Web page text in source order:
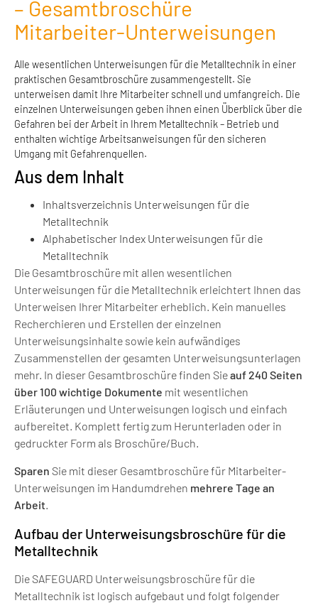
– Gesamtbroschüre
Mitarbeiter-Unterweisungen
Alle wesentlichen Unterweisungen für die Metalltechnik in einer
praktischen Gesamtbroschüre zusammengestellt. Sie
unterweisen damit Ihre Mitarbeiter schnell und umfangreich. Die
einzelnen Unterweisungen geben ihnen einen Überblick über die
Gefahren bei der Arbeit in Ihrem Metalltechnik – Betrieb und
enthalten wichtige Arbeitsanweisungen für den sicheren
Umgang mit Gefahrenquellen.
Aus dem Inhalt
Inhaltsverzeichnis Unterweisungen für die
Metalltechnik
Alphabetischer Index Unterweisungen für die
Metalltechnik
Die Gesamtbroschüre mit allen wesentlichen
Unterweisungen für die Metalltechnik erleichtert Ihnen das
Unterweisen Ihrer Mitarbeiter erheblich. Kein manuelles
Recherchieren und Erstellen der einzelnen
Unterweisungsinhalte sowie kein aufwändiges
Zusammenstellen der gesamten Unterweisungsunterlagen
mehr. In dieser Gesamtbroschüre finden Sieauf 240 Seiten
über 100 wichtige Dokumente mit wesentlichen
Erläuterungen und Unterweisungen logisch und einfach
aufbereitet. Komplett fertig zum Herunterladen oder in
gedruckter Form als Broschüre/Buch.
Sparen Sie mit dieser Gesamtbroschüre für Mitarbeiter-
Unterweisungen im Handumdrehen mehrere Tage an
Arbeit
Aufbau der Unterweisungsbroschüre für die
Metalltechnik
Die SAFEGUARD Unterweisungsbroschüre für die
Metalltechnik ist logisch aufgebaut und folgt folgender